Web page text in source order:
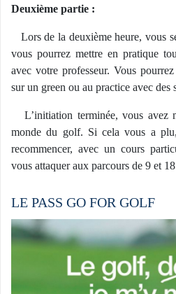
Deuxième partie :
Lors de la deuxième heure, vous
vous pourrez mettre en pratique
avec votre professeur. Vous
sur un green ou au practice avec des
L’initiation terminée, vous avez
monde du golf. Si cela vous a
recommencer, avec un cours
vous attaquer aux parcours de 9 et
LE PASS GO FOR GOLF